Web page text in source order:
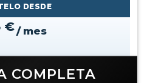
DESDE
€/ mes
COMPLETA